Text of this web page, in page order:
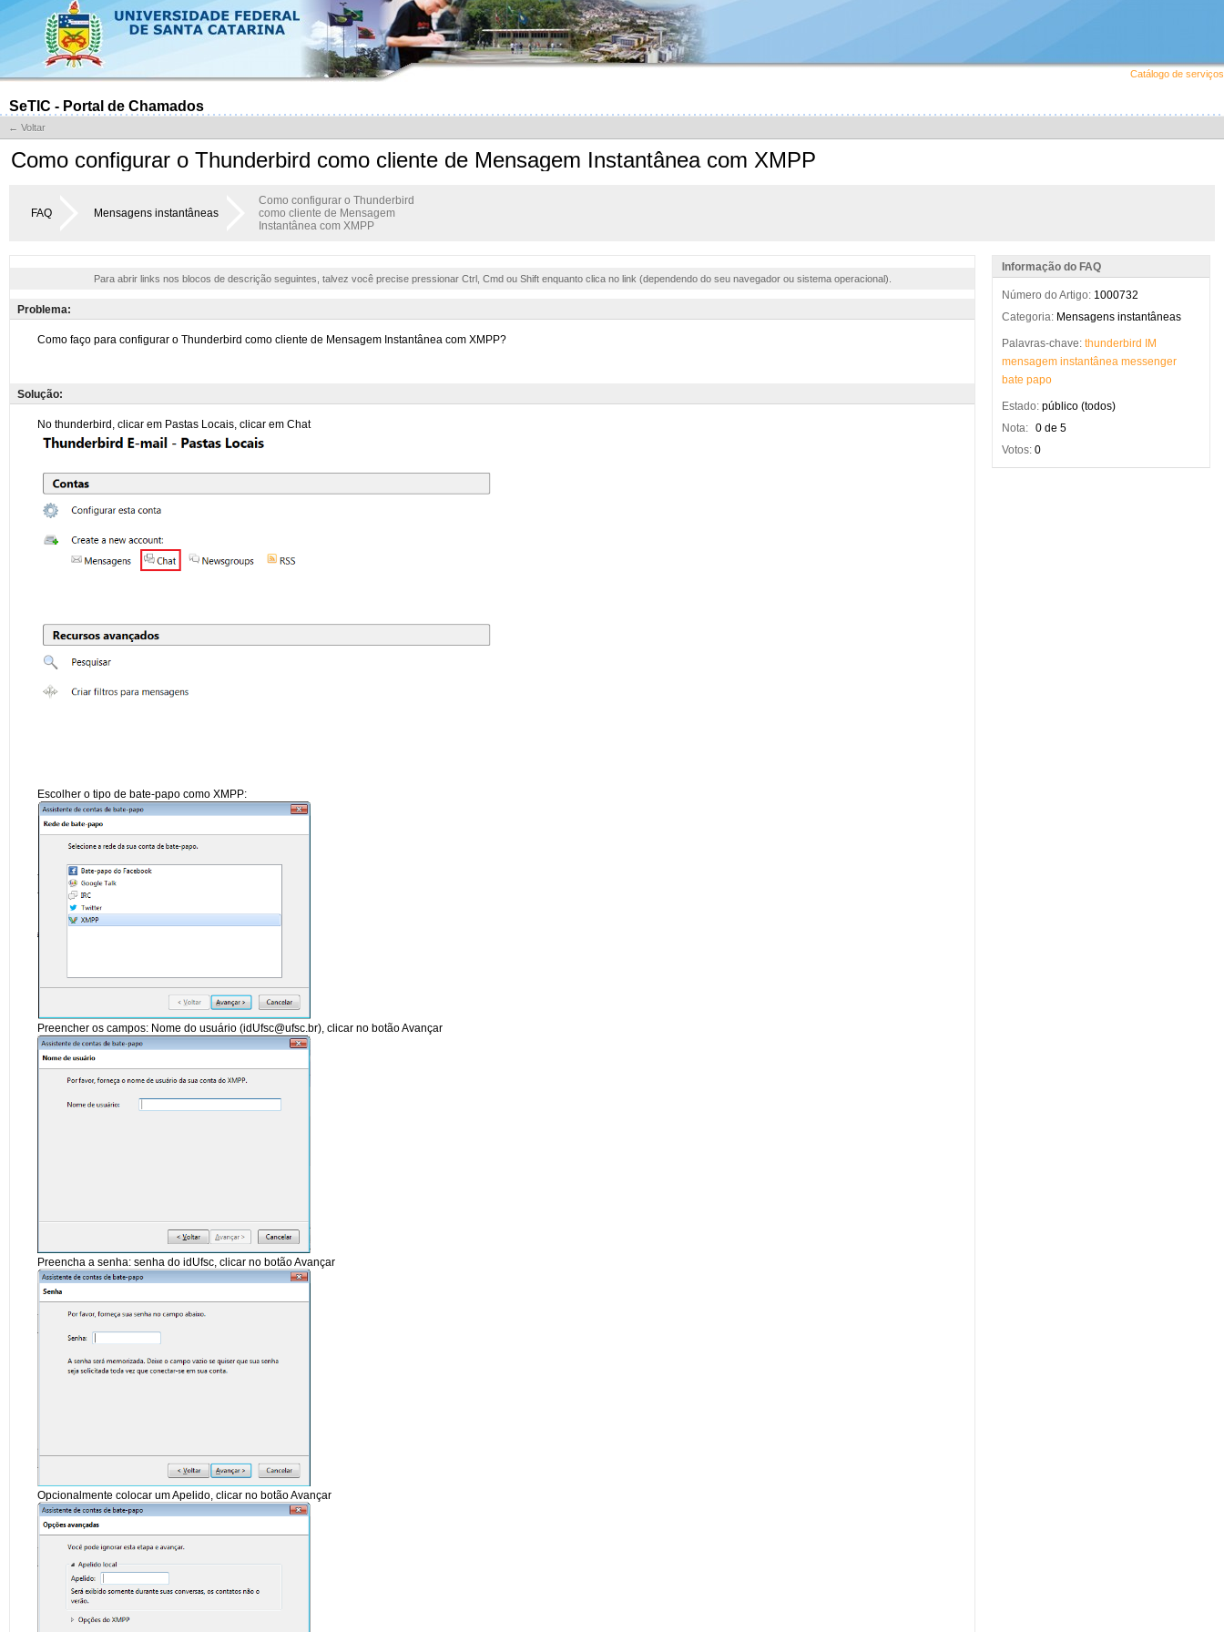
Catálogo de serviços
SeTIC - Portal de Chamados
← Voltar
Como configurar o Thunderbird como cliente de Mensagem Instantânea com XMPP
FAQ Mensagens instantâneas
Como configurar o Thunderbird
como cliente de Mensagem
Instantânea com XMPP
Para abrir links nos blocos de descrição seguintes, talvez você precise pressionar Ctrl, Cmd ou Shift enquanto clica no link (dependendo do seu navegador ou sistema operacional).
Problema:
Solução:
Informação do FAQ
Número do Artigo: 1000732
Categoria: Mensagens instantâneas
Palavras-chave: thunderbird
IM
mensagem instantânea messenger
bate papo
Estado: público (todos)
Nota: 0 de 5
Votos: 0